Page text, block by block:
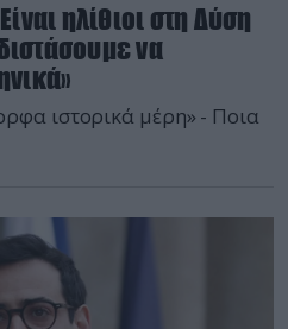
ηλίθιοι στη Δύση
να
ιστορικά μέρη» - Ποια